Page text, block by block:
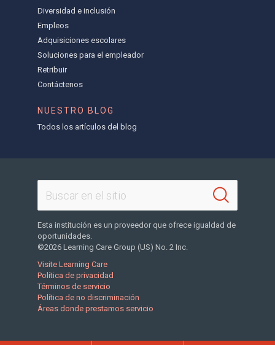
Diversidad e inclusión
Empleos
Adquisiciones escolares
Soluciones para el empleador
Retribuir
Contáctenos
NUESTRO BLOG
Todos los artículos del blog
Esta institución es un proveedor que ofrece igualdad de
oportunidades.
©2026 Learning Care Group (US) No. 2 Inc.
Visite Learning Care
Política de privacidad
Términos de servicio
Política de no discriminación
Áreas donde prestamos servicio